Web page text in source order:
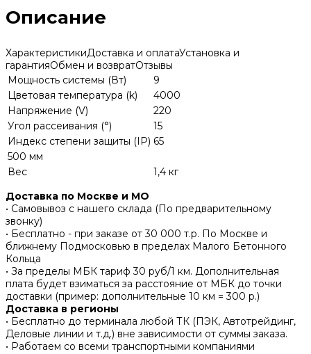
Описание
ХарактеристикиДоставка и оплатаУстановка и
гарантияОбмен и возвратОтзывы
Мощность системы (Вт)
9
Цветовая температура (k)
4000
Напряжение (V)
220
Угол рассеивания (°)
15
Индекс степени защиты (IP) 65
500 мм
Вес
1,4 кг
Доставка по Москве и МО
• Самовывоз с нашего склада (По предварительному
звонку)
• Бесплатно - при заказе от 30 000 т.р. По Москве и
ближнему Подмосковью в пределах Малого Бетонного
Кольца
• За пределы МБК тариф 30 руб/1 км. Дополнительная
плата будет взиматься за расстояние от МБК до точки
доставки (пример: дополнительные 10 км = 300 р.)
Доставка в регионы
• Бесплатно до терминала любой ТК (ПЭК, Автотрейдинг,
Деловые линии и т.д.) вне зависимости от суммы заказа.
• Работаем со всеми транспортными компаниями